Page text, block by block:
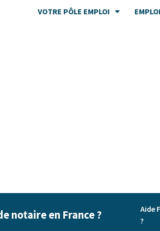
VOTRE PÔLE EMPLOI EMPLOI
notaire en France ? Aide
?